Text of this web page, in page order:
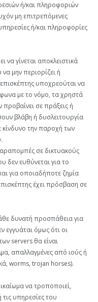
ή/και πληροφοριών
μη επιτρεπόμενες
ή/και πληροφορίες
γίνεται αποκλειστικά
μην περιορίζει ή
υποχρεούται να
με το νόμο, τα χρηστά
σε πράξεις ή
βλάβη ή δυσλειτουργία
την παροχή των
σε δικτυακούς
δεν ευθύνεται για το
για οποιαδήποτε ζημία
έχει πρόσβαση σε
δυνατή προσπάθεια για
εγγυάται όμως ότι οι
servers θα είναι
απαλλαγμένες από ιούς ή
worms, trojan horses).
να τροποποιεί,
υπηρεσίες του